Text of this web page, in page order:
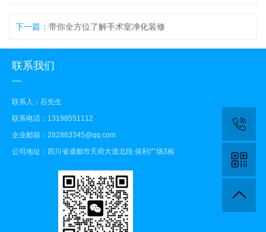
下一篇： 带你全方位了解手术室净化装修
联系我们
联系人：石先生
联系电话：13198551112
企业邮箱：282863345@qq.com
公司地址：四川省成都市天府大道北段.保利广场3栋